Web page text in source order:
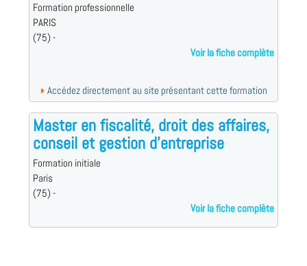
Formation professionnelle
PARIS
(75) -
Voir la fiche complète
Accédez directement au site présentant cette formation
Master en fiscalité, droit des affaires,
conseil et gestion d'entreprise
Formation initiale
Paris
(75) -
Voir la fiche complète